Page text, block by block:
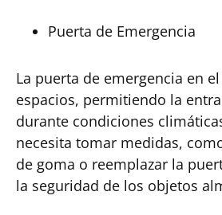
Puerta de Emergencia
La puerta de emergencia en
espacios, permitiendo la
durante condiciones
necesita tomar medidas,
de goma o reemplazar la
la seguridad de los objetos